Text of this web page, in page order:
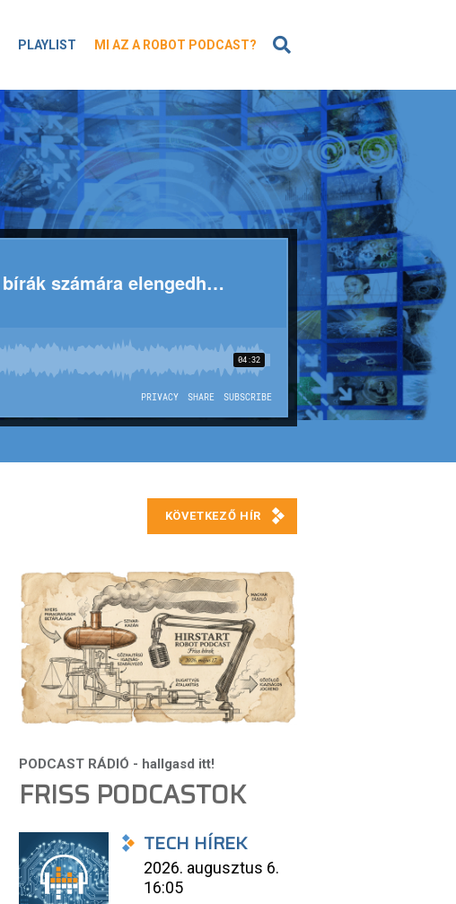
PLAYLIST MI AZ A ROBOT PODCAST?
FRISS PODCASTOK
TECH HÍREK
2026. augusztus 6.
16:05